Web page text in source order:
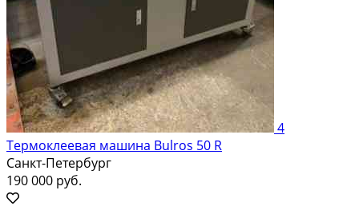
4
Термоклеевая машина Bulros 50 R
Санкт-Петербург
190 000 руб.